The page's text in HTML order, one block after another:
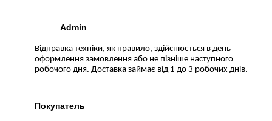
Admin
Відправка техніки, як правило, здійснюється в день
оформлення замовлення або не пізніше наступного
робочого дня. Доставка займає від 1 до 3 робочих днів.
Покупатель